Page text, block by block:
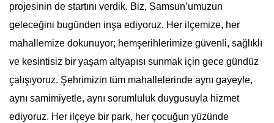
projesinin de startını verdik. Biz, Samsun’umuzun
geleceğini bugünden inşa ediyoruz. Her ilçemize, her
mahallemize dokunuyor; hemşerihlerimize güvenli, sağlıklı
ve kesintisiz bir yaşam altyapısı sunmak için gece gündüz
çalışıyoruz. Şehrimizin tüm mahallelerinde aynı gayeyle,
aynı samimiyetle, aynı sorumluluk duygusuyla hizmet
ediyoruz. Her ilçeye bir park, her çocuğun yüzünde